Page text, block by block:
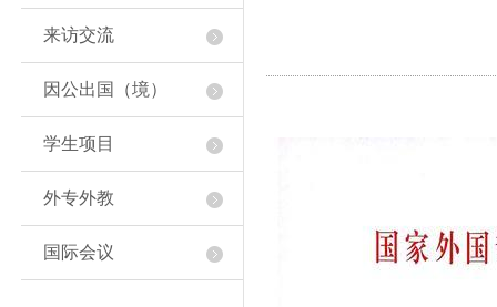
来访交流
因公出国（境）
学生项目
外专外教
国际会议